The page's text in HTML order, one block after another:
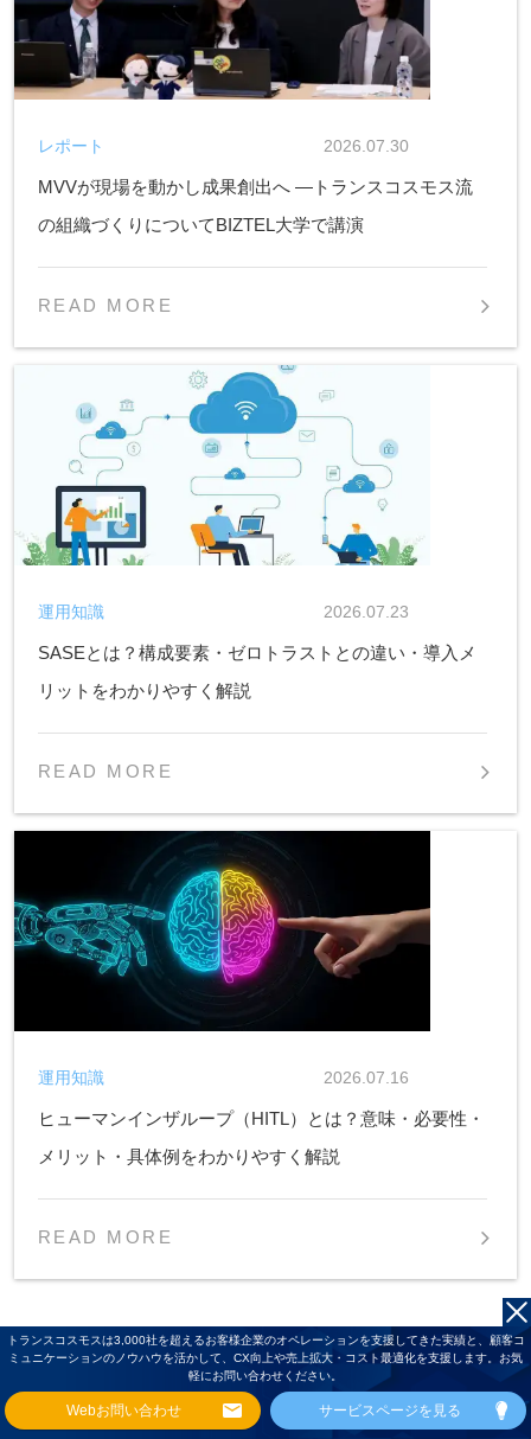
MVVが現場を動かし成果創出へ ―トランスコスモス流
の組織づくりについてBIZTEL大学で講演
2026.07.30
レポート
READ MORE
SASEとは？構成要素・ゼロトラストとの違い・導入メ
リットをわかりやすく解説
2026.07.23
運用知識
READ MORE
ヒューマンインザループ（HITL）とは？意味・必要性・
メリット・具体例をわかりやすく解説
2026.07.16
運用知識
READ MORE
トランスコスモスは3,000社を超えるお客様企業のオペレーションを支援してきた実績と、顧客コ
ミュニケーションのノウハウを活かして、CX向上や売上拡大・コスト最適化を支援します。お気
軽にお問い合わせください。
Webお問い合わせ サービスページを見る